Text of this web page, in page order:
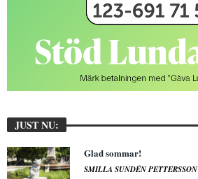
JUST NU:
Glad sommar!
SMILLA SUNDÉN PETTERSSON